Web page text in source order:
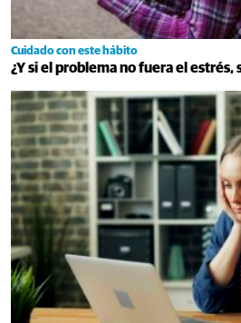
Cuidado con este hábito
¿Y si el problema no fuera el estrés,